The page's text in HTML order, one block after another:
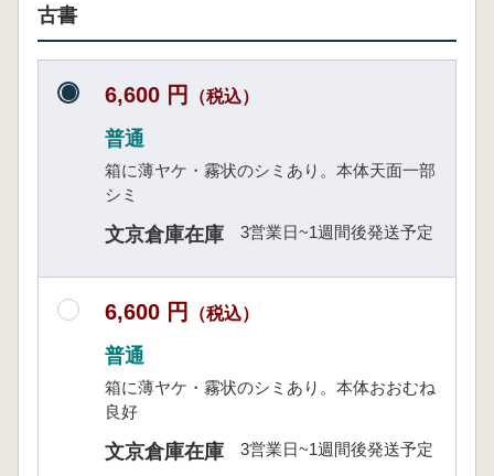
古書
6,600 円 （税込）
普通
箱に薄ヤケ・霧状のシミあり。本体天面一部
シミ
文京倉庫在庫 3営業日~1週間後発送予定
6,600 円 （税込）
普通
箱に薄ヤケ・霧状のシミあり。本体おおむね
良好
文京倉庫在庫 3営業日~1週間後発送予定